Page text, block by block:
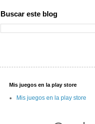
Buscar este blog
Mis juegos en la play store
Mis juegos en la play store